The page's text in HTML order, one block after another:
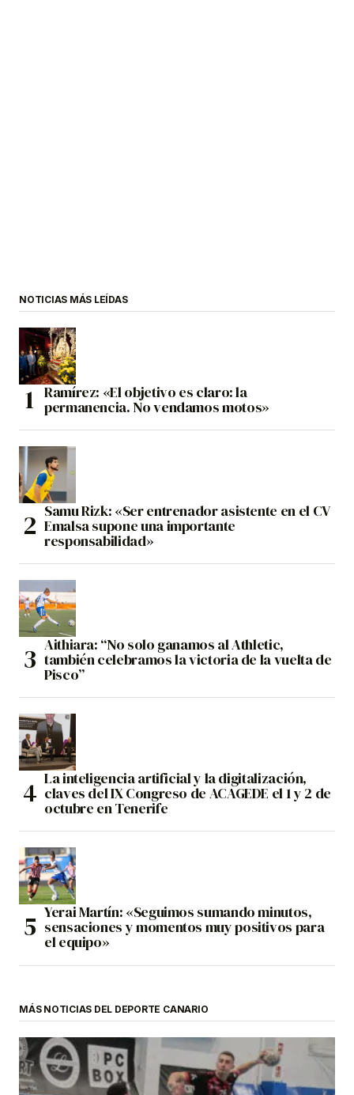
NOTICIAS MÁS LEÍDAS
Ramírez: «El objetivo es claro: la
permanencia. No vendamos motos»
Samu Rizk: «Ser entrenador asistente en el CV
Emalsa supone una importante
responsabilidad»
Aithiara: “No solo ganamos al Athletic,
también celebramos la victoria de la vuelta de
Pisco”
La inteligencia artificial y la digitalización,
claves del IX Congreso de ACAGEDE el 1 y 2 de
octubre en Tenerife
Yerai Martín: «Seguimos sumando minutos,
sensaciones y momentos muy positivos para
el equipo»
MÁS NOTICIAS DEL DEPORTE CANARIO